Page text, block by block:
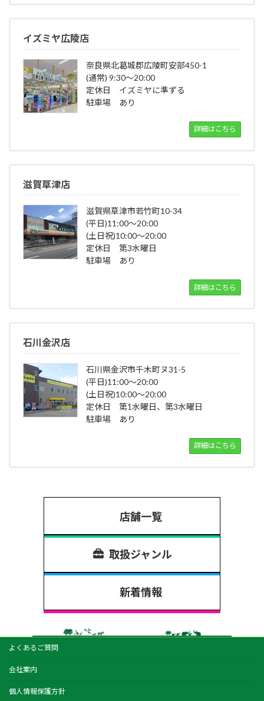
イズミヤ広陵店
奈良県北葛城郡広陵町安部450-1
(通常) 9:30～20:00
定休日 イズミヤに準ずる
駐車場 あり
詳細はこちら
滋賀草津店
滋賀県草津市若竹町10-34
(平日)11:00～20:00
(土日祝)10:00～20:00
定休日 第3水曜日
駐車場 あり
詳細はこちら
石川金沢店
石川県金沢市千木町ヌ31-5
(平日)11:00～20:00
(土日祝)10:00～20:00
定休日 第1水曜日、第3水曜日
駐車場 あり
詳細はこちら
店舗一覧
取扱ジャンル
新着情報
よくあるご質問
会社案内
個人情報保護方針